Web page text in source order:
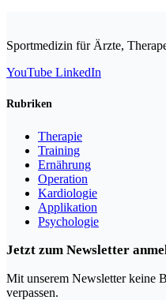
Sportmedizin für Ärzte,
YouTube LinkedIn
Rubriken
Therapie
Training
Ernährung
Operation
Kardiologie
Applikation
Psychologie
Jetzt zum Newsletter
Mit unserem Newsletter keine
verpassen.